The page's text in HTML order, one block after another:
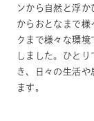
ンから自然と浮
からおとなまで様
クまで様々な環
しました。ひと
き、日々の生活
ます。